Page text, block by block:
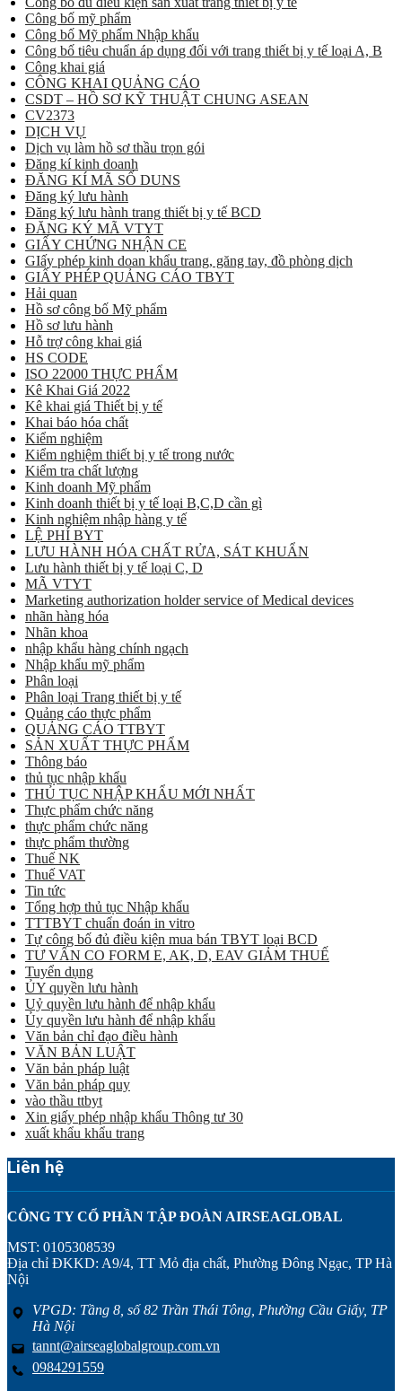
Công bố mỹ phẩm
Công bố Mỹ phẩm Nhập khẩu
Công bố tiêu chuẩn áp dụng đối với trang thiết bị y tế loại A, B
Công khai giá
CÔNG KHAI QUẢNG CÁO
CSDT – HỒ SƠ KỸ THUẬT CHUNG ASEAN
CV2373
DỊCH VỤ
Dịch vụ làm hồ sơ thầu trọn gói
Đăng kí kinh doanh
ĐĂNG KÍ MÃ SỐ DUNS
Đăng ký lưu hành
Đăng ký lưu hành trang thiết bị y tế BCD
ĐĂNG KÝ MÃ VTYT
GIẤY CHỨNG NHẬN CE
GIấy phép kinh doan khẩu trang, găng tay, đồ phòng dịch
GIẤY PHÉP QUẢNG CÁO TBYT
Hải quan
Hồ sơ công bố Mỹ phẩm
Hồ sơ lưu hành
Hỗ trợ công khai giá
HS CODE
ISO 22000 THỰC PHẨM
Kê Khai Giá 2022
Kê khai giá Thiết bị y tế
Khai báo hóa chất
Kiểm nghiệm
Kiểm nghiệm thiết bị y tế trong nước
Kiểm tra chất lượng
Kinh doanh Mỹ phẩm
Kinh doanh thiết bị y tế loại B,C,D cần gì
Kinh nghiệm nhập hàng y tế
LỆ PHÍ BYT
LƯU HÀNH HÓA CHẤT RỬA, SÁT KHUẨN
Lưu hành thiết bị y tế loại C, D
MÃ VTYT
Marketing authorization holder service of Medical devices
nhãn hàng hóa
Nhãn khoa
nhập khẩu hàng chính ngạch
Nhập khẩu mỹ phẩm
Phân loại
Phân loại Trang thiết bị y tế
Quảng cáo thực phẩm
QUẢNG CÁO TTBYT
SẢN XUẤT THỰC PHẨM
Thông báo
thủ tục nhập khẩu
THỦ TỤC NHẬP KHẨU MỚI NHẤT
Thực phẩm chức năng
thực phẩm chức năng
thực phẩm thường
Thuế NK
Thuế VAT
Tin tức
Tổng hợp thủ tục Nhập khẩu
TTTBYT chuẩn đoán in vitro
Tự công bố đủ điều kiện mua bán TBYT loại BCD
TƯ VẤN CO FORM E, AK, D, EAV GIẢM THUẾ
Tuyển dụng
ỦY quyền lưu hành
Uỷ quyền lưu hành để nhập khẩu
Ủy quyền lưu hành để nhập khẩu
Văn bản chỉ đạo điều hành
VĂN BẢN LUẬT
Văn bản pháp luật
Văn bản pháp quy
vào thầu ttbyt
Xin giấy phép nhập khẩu Thông tư 30
xuất khẩu khẩu trang
Liên hệ
CÔNG TY CỔ PHẦN TẬP ĐOÀN AIRSEAGLOBAL
MST: 0105308539
Địa chỉ ĐKKD: A9/4, TT Mỏ địa chất, Phường Đông Ngạc, TP Hà
Nội
VPGD: Tầng 8, số 82 Trần Thái Tông, Phường Cầu Giấy, TP
Hà Nội
tannt@airseaglobalgroup.com.vn
0984291559